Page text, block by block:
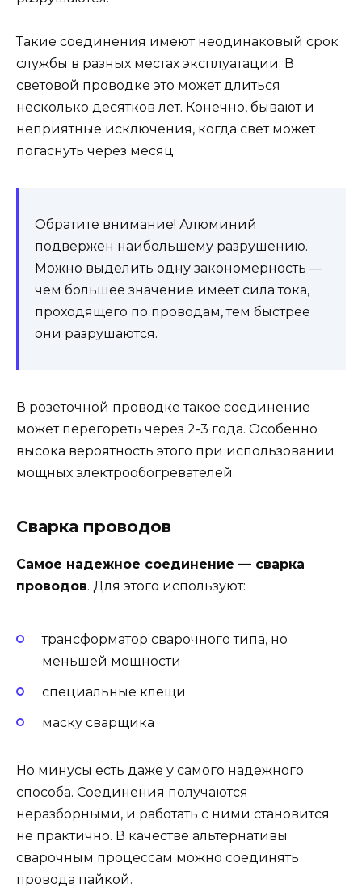
Такие соединения имеют неодинаковый срок
службы в разных местах эксплуатации. В
световой проводке это может длиться
несколько десятков лет. Конечно, бывают и
неприятные исключения, когда свет может
погаснуть через месяц.
Обратите внимание! Алюминий
подвержен наибольшему разрушению.
Можно выделить одну закономерность —
чем большее значение имеет сила тока,
проходящего по проводам, тем быстрее
они разрушаются.
В розеточной проводке такое соединение
может перегореть через 2-3 года. Особенно
высока вероятность этого при использовании
мощных электрообогревателей.
Сварка проводов
Самое надежное соединение — сварка
проводов. Для этого используют:
трансформатор сварочного типа, но
меньшей мощности
специальные клещи
маску сварщика
Но минусы есть даже у самого надежного
способа. Соединения получаются
неразборными, и работать с ними становится
не практично. В качестве альтернативы
сварочным процессам можно соединять
провода пайкой.